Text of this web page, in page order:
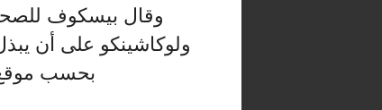
وقال بيسكوف
ولوكاشينكو على أن
بحسب موقع